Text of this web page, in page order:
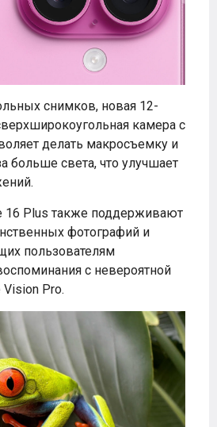
снимков, новая 12-
камера с
делать макросъемку и
больше света, что улучшает
16 Plus также поддерживают
фотографий и
пользователям
с невероятной
Vision Pro.